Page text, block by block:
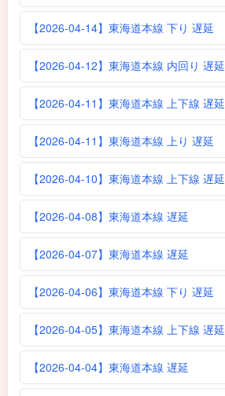
【2026-04-14】東海道本線 下り 遅延
【2026-04-12】東海道本線 内回り 遅延
【2026-04-11】東海道本線 上下線 遅延
【2026-04-11】東海道本線 上り 遅延
【2026-04-10】東海道本線 上下線 遅延
【2026-04-08】東海道本線 遅延
【2026-04-07】東海道本線 遅延
【2026-04-06】東海道本線 下り 遅延
【2026-04-05】東海道本線 上下線 遅延
【2026-04-04】東海道本線 遅延